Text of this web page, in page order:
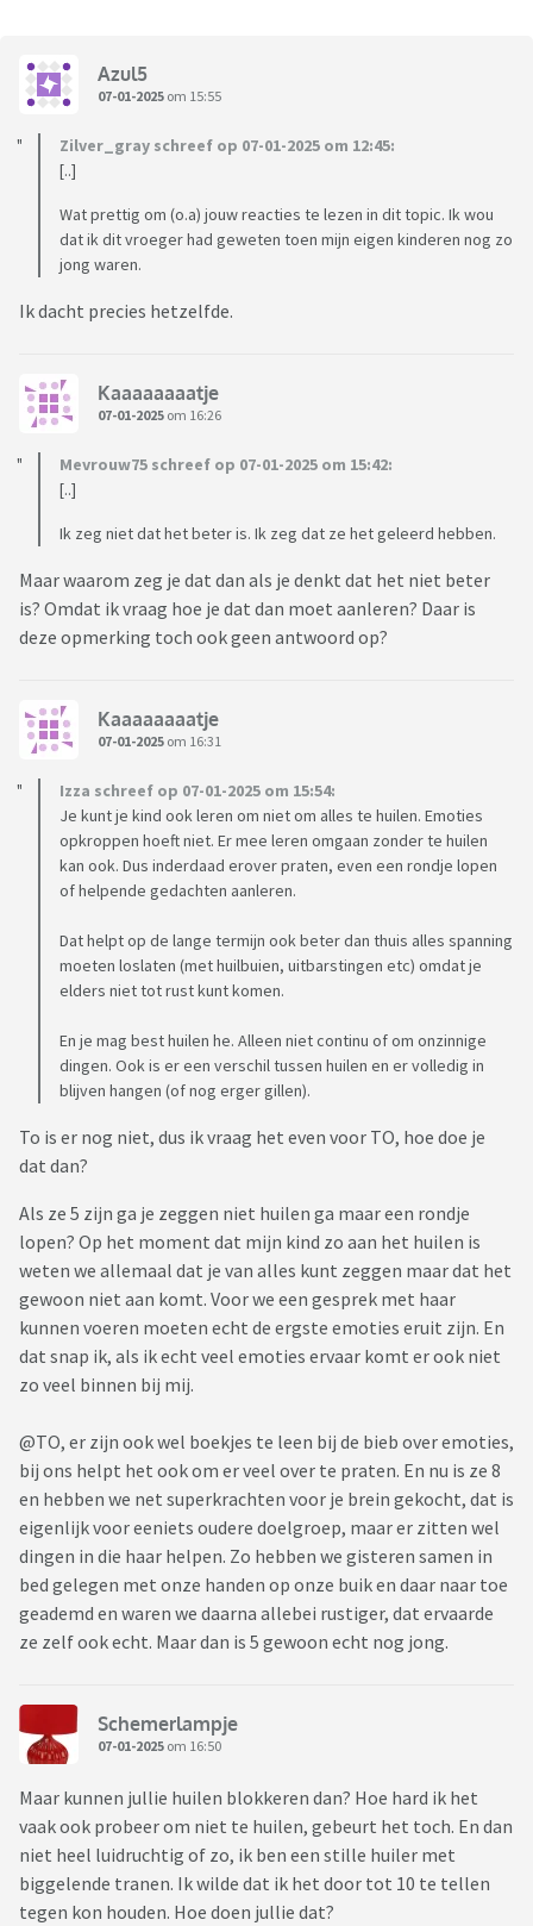
Azul5
07-01-2025 om 15:55
Zilver_gray schreef op 07-01-2025 om 12:45:
[..]
Wat prettig om (o.a) jouw reacties te lezen in dit topic. Ik wou
dat ik dit vroeger had geweten toen mijn eigen kinderen nog zo
jong waren.
Ik dacht precies hetzelfde.
Kaaaaaaaatje
07-01-2025 om 16:26
Mevrouw75 schreef op 07-01-2025 om 15:42:
[..]
Ik zeg niet dat het beter is. Ik zeg dat ze het geleerd hebben.
Maar waarom zeg je dat dan als je denkt dat het niet beter
is? Omdat ik vraag hoe je dat dan moet aanleren? Daar is
deze opmerking toch ook geen antwoord op?
Kaaaaaaaatje
07-01-2025 om 16:31
Izza schreef op 07-01-2025 om 15:54:
Je kunt je kind ook leren om niet om alles te huilen. Emoties
opkroppen hoeft niet. Er mee leren omgaan zonder te huilen
kan ook. Dus inderdaad erover praten, even een rondje lopen
of helpende gedachten aanleren.
Dat helpt op de lange termijn ook beter dan thuis alles spanning
moeten loslaten (met huilbuien, uitbarstingen etc) omdat je
elders niet tot rust kunt komen.
En je mag best huilen he. Alleen niet continu of om onzinnige
dingen. Ook is er een verschil tussen huilen en er volledig in
blijven hangen (of nog erger gillen).
To is er nog niet, dus ik vraag het even voor TO, hoe doe je
dat dan?
Als ze 5 zijn ga je zeggen niet huilen ga maar een rondje
lopen? Op het moment dat mijn kind zo aan het huilen is
weten we allemaal dat je van alles kunt zeggen maar dat het
gewoon niet aan komt. Voor we een gesprek met haar
kunnen voeren moeten echt de ergste emoties eruit zijn. En
dat snap ik, als ik echt veel emoties ervaar komt er ook niet
zo veel binnen bij mij.
@TO, er zijn ook wel boekjes te leen bij de bieb over emoties,
bij ons helpt het ook om er veel over te praten. En nu is ze 8
en hebben we net superkrachten voor je brein gekocht, dat is
eigenlijk voor eeniets oudere doelgroep, maar er zitten wel
dingen in die haar helpen. Zo hebben we gisteren samen in
bed gelegen met onze handen op onze buik en daar naar toe
geademd en waren we daarna allebei rustiger, dat ervaarde
ze zelf ook echt. Maar dan is 5 gewoon echt nog jong.
Schemerlampje
07-01-2025 om 16:50
Maar kunnen jullie huilen blokkeren dan? Hoe hard ik het
vaak ook probeer om niet te huilen, gebeurt het toch. En dan
niet heel luidruchtig of zo, ik ben een stille huiler met
biggelende tranen. Ik wilde dat ik het door tot 10 te tellen
tegen kon houden. Hoe doen jullie dat?